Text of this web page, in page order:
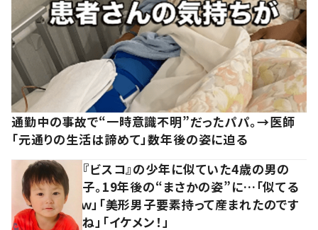
通勤中の事故で“一時意識不明”だったパパ。→医師
「元通りの生活は諦めて」数年後の姿に迫る
『ビスコ』の少年に似ていた4歳の男の
子。19年後の“まさかの姿”に…「似てる
ｗ」「美形男子要素持って産まれたのです
ね」「イケメン！」